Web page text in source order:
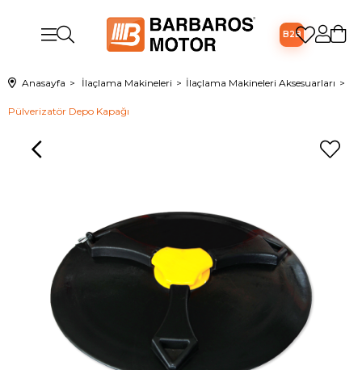
B2B
Anasayfa İlaçlama Makineleri İlaçlama Makineleri Aksesuarları
Pülverizatör Depo Kapağı